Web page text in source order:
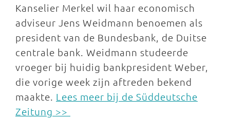
Kanselier Merkel wil haar economisch
adviseur Jens Weidmann benoemen als
president van de Bundesbank, de Duitse
centrale bank. Weidmann studeerde
vroeger bij huidig bankpresident Weber,
die vorige week zijn aftreden bekend
maakte. Lees meer bij de Süddeutsche
Zeitung >>